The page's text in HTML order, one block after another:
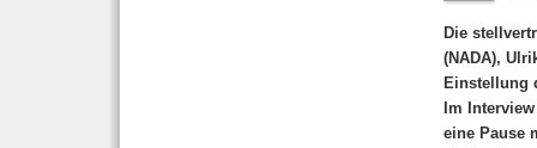
Die
(NADA),
Einstellung
Im
eine Pause